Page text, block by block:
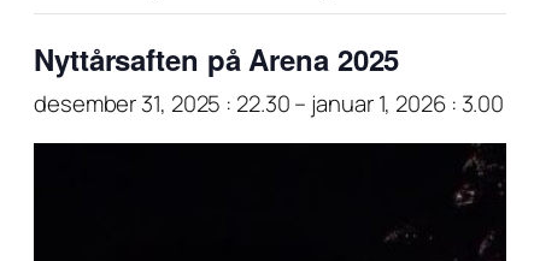
Nyttårsaften på Arena 2025
desember 31, 2025 : 22.30– januar 1, 2026 : 3.00